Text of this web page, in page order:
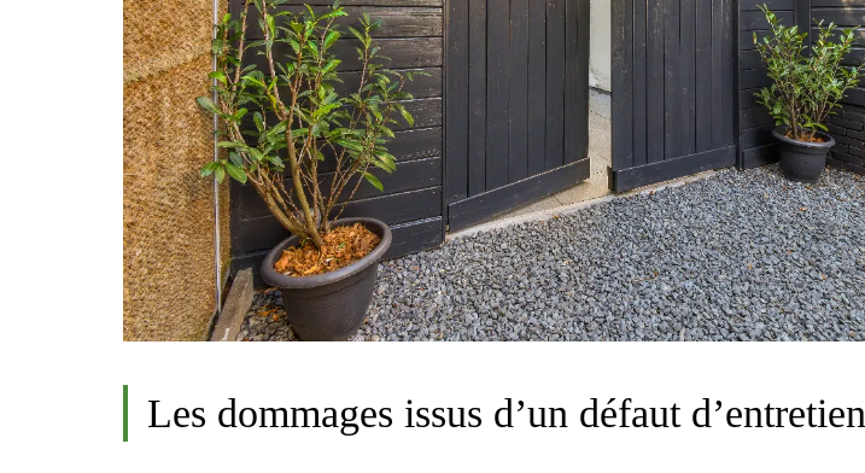
Les dommages issus d’un défaut d’entretien